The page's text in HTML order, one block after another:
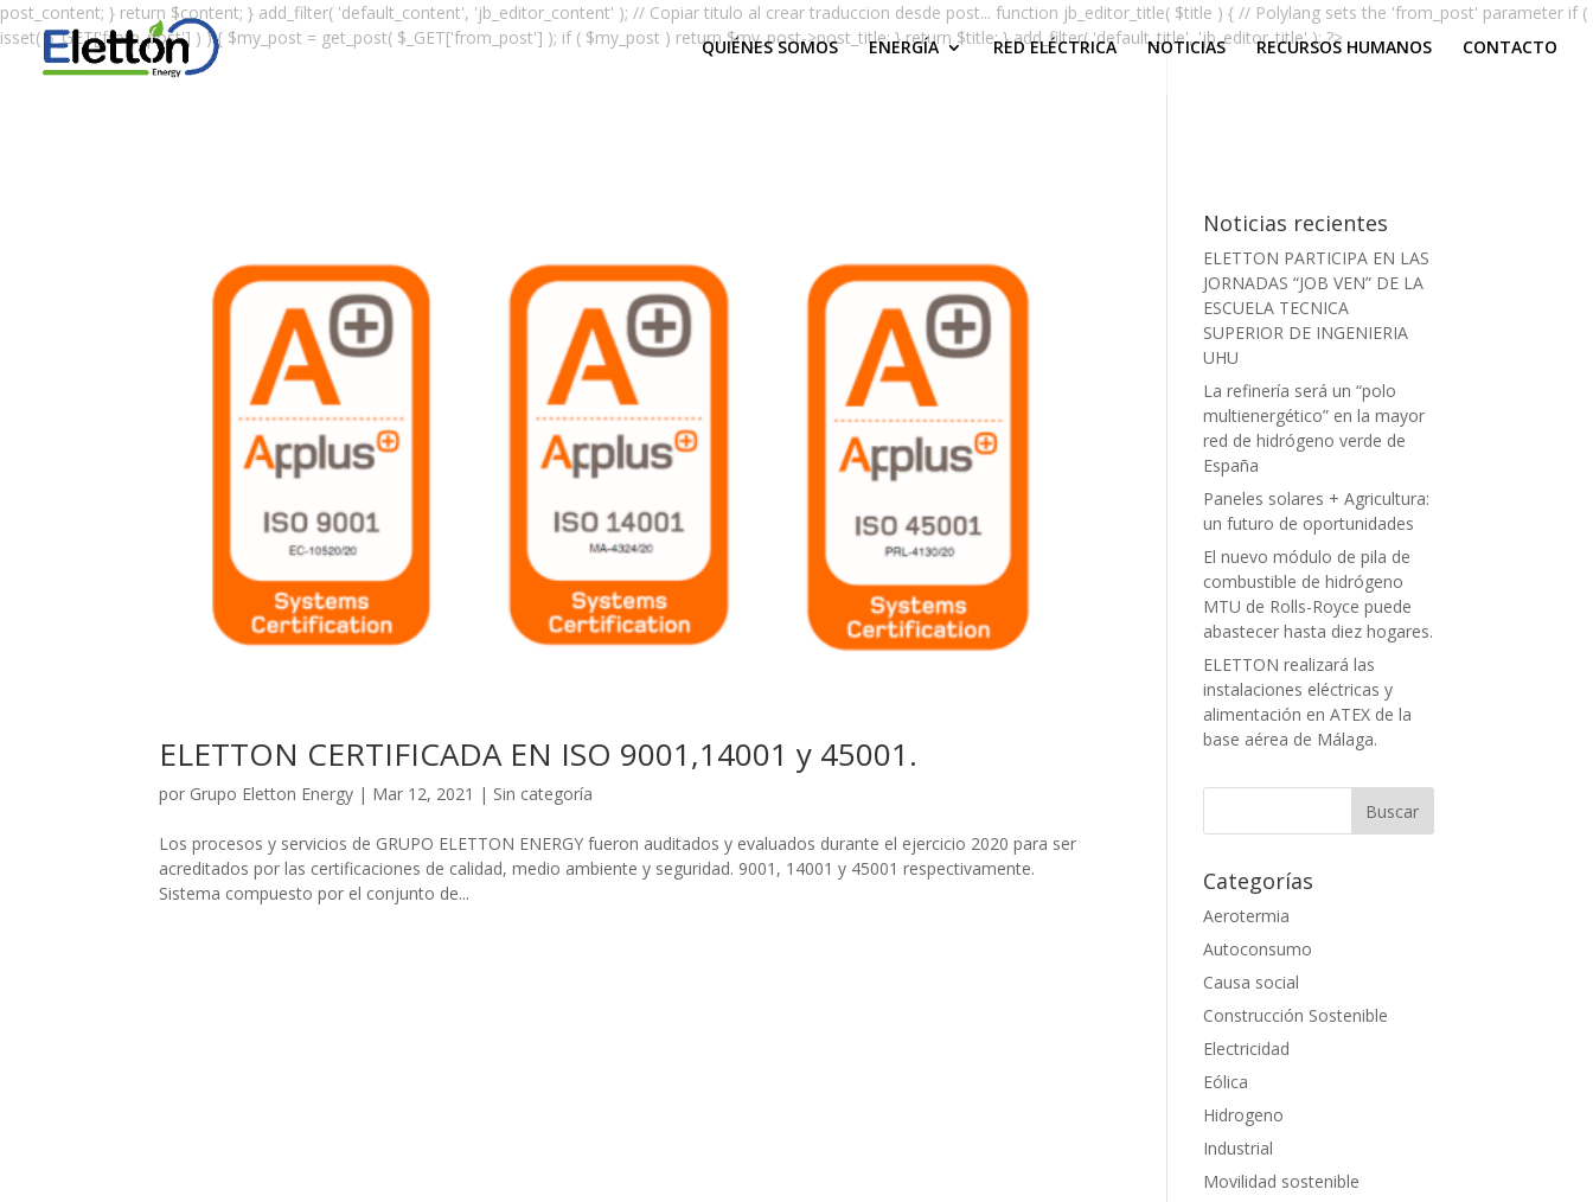
post_content; } return $content; } add_filter( 'default_content', 'jb_editor_content' ); // Copiar titulo al crear traduccion desde post... function jb_editor_title( $title ) { // Polylang sets the 'from_post' parameter if (
isset( $_GET['from_post'] ) ) { $my_post = get_post( $_GET['from_post'] ); if ( $my_post ) return $my_post->post_title; } return $title; } add_filter( 'default_title', 'jb_editor_title' ); ?>
QUIÉNES SOMOS ENERGÍA RED ELÉCTRICA NOTICIAS RECURSOS HUMANOS CONTACTO
ELETTON CERTIFICADA EN ISO 9001,14001 y 45001.
por Grupo Eletton Energy | Mar 12, 2021 | Sin categoría
Los procesos y servicios de GRUPO ELETTON ENERGY fueron auditados y evaluados durante el ejercicio 2020 para ser
acreditados por las certificaciones de calidad, medio ambiente y seguridad. 9001, 14001 y 45001 respectivamente.
Sistema compuesto por el conjunto de...
Noticias recientes
ELETTON PARTICIPA EN LAS
JORNADAS “JOB VEN” DE LA
ESCUELA TECNICA
SUPERIOR DE INGENIERIA
UHU
La refinería será un “polo
multienergético” en la mayor
red de hidrógeno verde de
España
Paneles solares + Agricultura:
un futuro de oportunidades
El nuevo módulo de pila de
combustible de hidrógeno
MTU de Rolls-Royce puede
abastecer hasta diez hogares.
ELETTON realizará las
instalaciones eléctricas y
alimentación en ATEX de la
base aérea de Málaga.
Categorías
Aerotermia
Autoconsumo
Causa social
Construcción Sostenible
Electricidad
Eólica
Hidrogeno
Industrial
Movilidad sostenible